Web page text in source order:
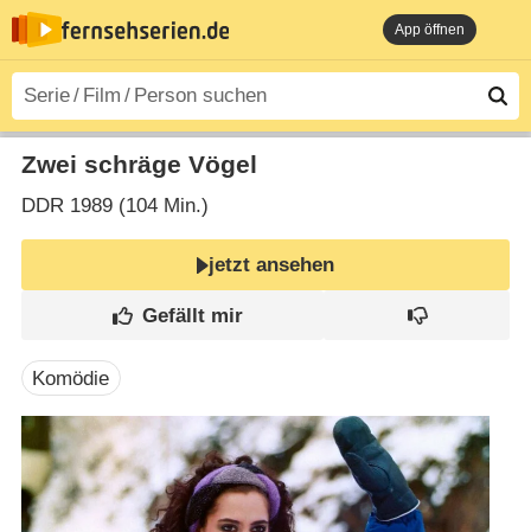
App öffnen
Zwei schräge Vögel
DDR1989 (104 Min.)
jetzt ansehen
Komödie